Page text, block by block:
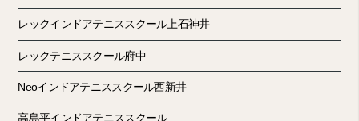
レックインドアテニススクール上石神井
レックテニススクール府中
Neoインドアテニススクール西新井
高島平インドアテニススクール